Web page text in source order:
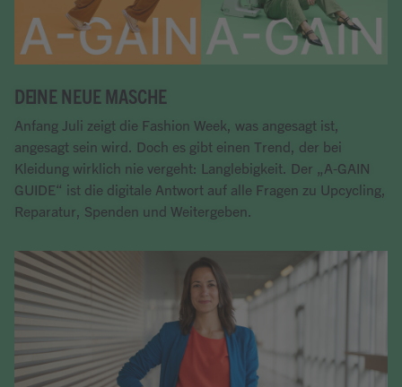
DEINE NEUE MASCHE
Anfang Juli zeigt die Fashion Week, was angesagt ist,
angesagt sein wird. Doch es gibt einen Trend, der bei
Kleidung wirklich nie vergeht: Langlebigkeit. Der „A-GAIN
GUIDE“ ist die digitale Antwort auf alle Fragen zu Upcycling,
Reparatur, Spenden und Weitergeben.